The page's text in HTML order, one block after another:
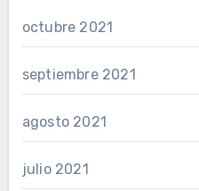
octubre 2021
septiembre 2021
agosto 2021
julio 2021